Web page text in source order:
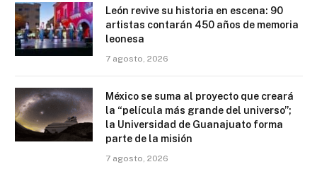
León revive su historia en escena: 90
artistas contarán 450 años de memoria
leonesa
7 agosto, 2026
México se suma al proyecto que creará
la “película más grande del universo”;
la Universidad de Guanajuato forma
parte de la misión
7 agosto, 2026